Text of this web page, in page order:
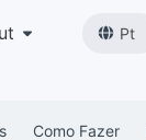
Pt
Como Fazer